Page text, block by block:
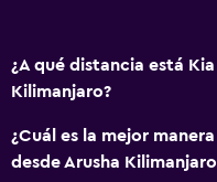
¿A qué distancia está
Kilimanjaro?
¿Cuál es la mejor
desde Arusha